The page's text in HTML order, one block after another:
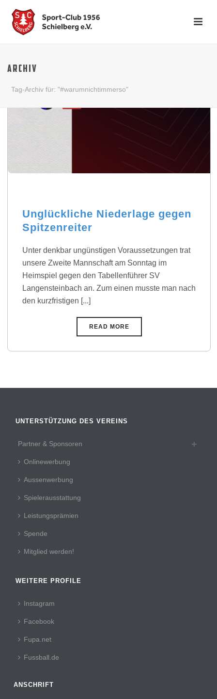
ARCHIV
Tag-Archiv für: "#warumnichtimmerso"
Unglückliche Niederlage gegen
Spitzenreiter
Unter denkbar ungünstigen Voraussetzungen trat
unsere Zweite Mannschaft am Sonntag im
Heimspiel gegen den Tabellenführer SV
Langensteinbach an. Zum einen musste man nach
den kurzfristigen [...]
READ MORE
UNTERSTÜTZUNG DES VEREINS
Partner & Sponsoren
Onlinewerbung
Aussenwerbung
Spielerausstattung
Leistungsprämien
Spende
Mitglied werden!
WEITERE PROFILE
Instagram
Facebook
Fupa.net
Fussball.de
ANSCHRIFT